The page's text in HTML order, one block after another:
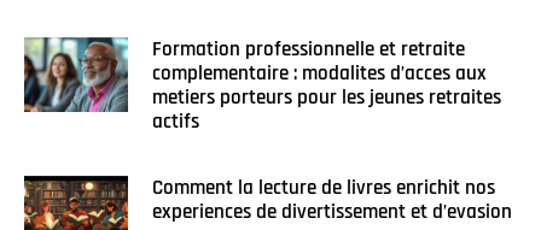
Formation professionnelle et retraite
complementaire : modalites d’acces aux
metiers porteurs pour les jeunes retraites
actifs
Comment la lecture de livres enrichit nos
experiences de divertissement et d’evasion